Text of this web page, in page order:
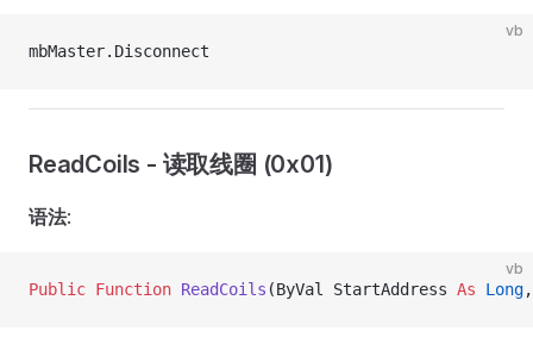
vb
mbMaster.Disconnect
ReadCoils - 读取线圈 (0x01)
语法:
vb
Public Function ReadCoils (ByVal StartAddress As Long